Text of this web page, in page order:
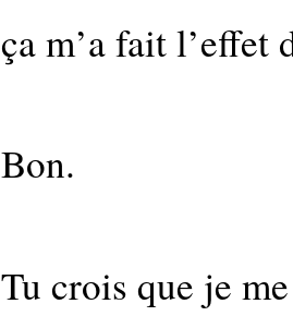
ça m’a fait l’effet
Bon.
Tu crois que je